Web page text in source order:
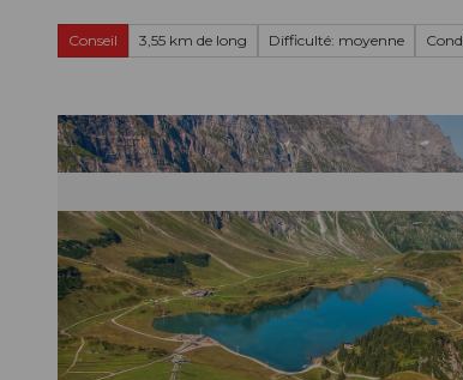
Conseil 3,55 km de long Difficulté: moyenne